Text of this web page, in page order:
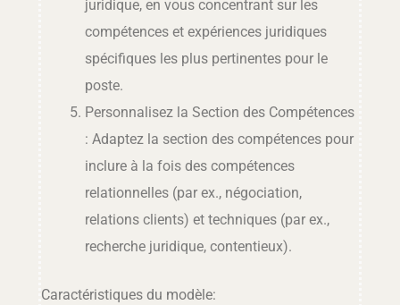
juridique, en vous concentrant sur les
compétences et expériences juridiques
spécifiques les plus pertinentes pour le
poste.
Personnalisez la Section des Compétences
: Adaptez la section des compétences pour
inclure à la fois des compétences
relationnelles (par ex., négociation,
relations clients) et techniques (par ex.,
recherche juridique, contentieux).
Caractéristiques du modèle: